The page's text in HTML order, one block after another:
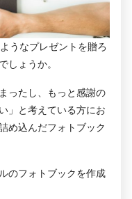
うなプレゼントを贈ろ
しょうか。
ったし、もっと感謝の
」と考えている方にお
め込んだフォトブック
のフォトブックを作成